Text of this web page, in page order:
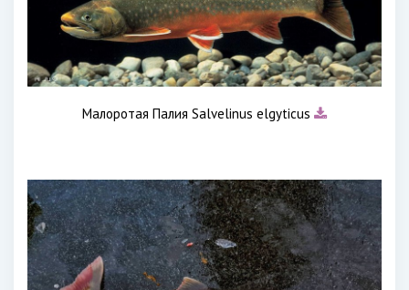
Малоротая Палия Salvelinus elgyticus